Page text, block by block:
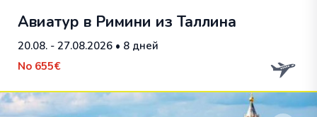
Авиатур в Римини из Таллина
20.08. - 27.08.2026 • 8 дней
No 655€